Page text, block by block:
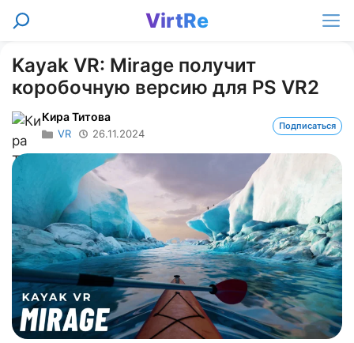
Перейти
VirtRe
Поиск
Kayak VR: Mirage получит
коробочную версию для PS VR2
Кира Титова
VR 26.11.2024
Подписаться